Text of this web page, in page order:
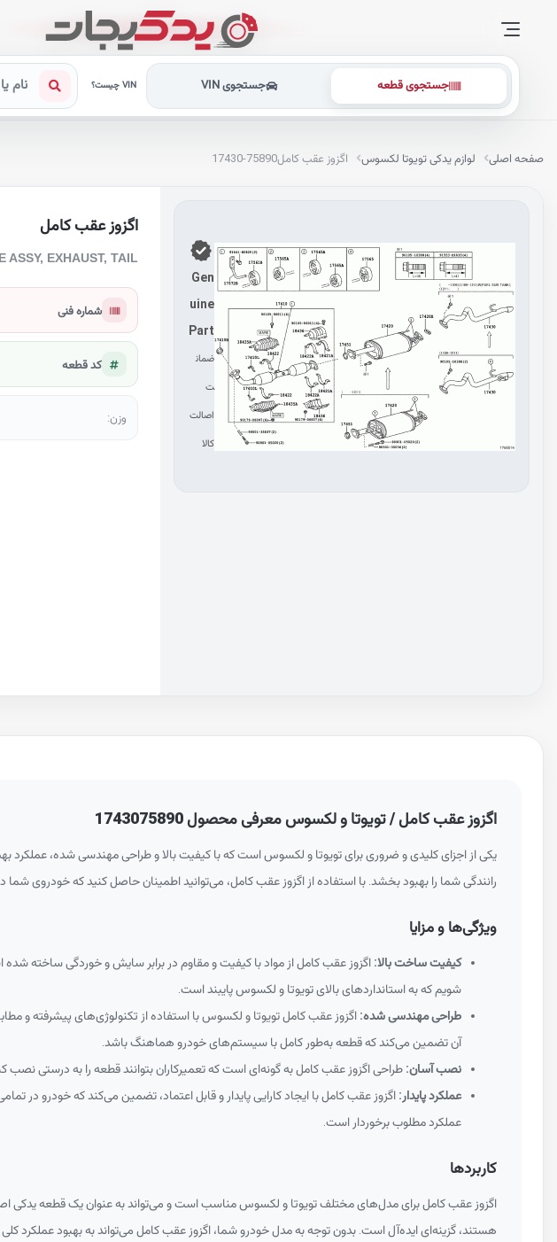
جستجوی قطعه جستجوی VIN VIN چیست؟
صفحه اصلی لوازم یدکی تویوتا لکسوس اگزوز عقب کامل17430-75890
Gen
uine
Part
ضمان
ت
اصالت
کالا
اگزوز عقب کامل
ASSY, EXHAUST, TAIL
شماره فنی
کد قطعه
وزن:
اگزوز عقب کامل / تویوتا و لکسوس معرفی محصول 1743075890
یکی از اجزای کلیدی و ضروری برای تویوتا و لکسوس است که با کیفیت بالا و طراحی مهندسی شده، عملکرد
رانندگی شما را بهبود بخشد. با استفاده از اگزوز عقب کامل، می‌توانید اطمینان حاصل کنید که خودروی
ویژگی‌ها و مزایا
کیفیت ساخت بالا: اگزوز عقب کامل از مواد با کیفیت و مقاوم در برابر سایش و خوردگی ساخته
شویم که به استانداردهای بالای تویوتا و لکسوس پایبند است.
طراحی مهندسی شده: اگزوز عقب کامل تویوتا و لکسوس با استفاده از تکنولوژی‌های پیشرفته و
آن تضمین می‌کند که قطعه به‌طور کامل با سیستم‌های خودرو هماهنگ باشد.
نصب آسان: طراحی اگزوز عقب کامل به گونه‌ای است که تعمیرکاران بتوانند قطعه را به درستی نصب
عملکرد پایدار: اگزوز عقب کامل با ایجاد کارایی پایدار و قابل اعتماد، تضمین می‌کند که خودرو در
عملکرد مطلوب برخوردار است.
کاربردها
اگزوز عقب کامل برای مدل‌های مختلف تویوتا و لکسوس مناسب است و می‌تواند به عنوان یک قطعه یدکی
هستند، گزینه‌ای ایده‌آل است. بدون توجه به مدل خودرو شما، اگزوز عقب کامل می‌تواند به بهبود عملکرد